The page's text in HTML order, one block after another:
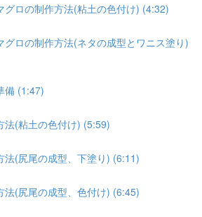
グロの制作方法(粘土の色付け) (4:32)
グロの制作方法(ネタの成型とワニス塗り)
備 (1:47)
法(粘土の色付け) (5:59)
法(尻尾の成型、下塗り) (6:11)
法(尻尾の成型、色付け) (6:45)